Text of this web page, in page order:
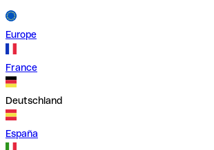
Europe
France
Deutschland
España